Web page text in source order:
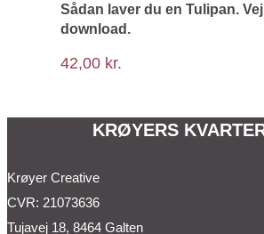
Sådan laver du en Tulipan.
download.
42,00 kr.
KRØYERS
Krøyer Creative
CVR: 21073636
Tujavej 18, 8464 Galten